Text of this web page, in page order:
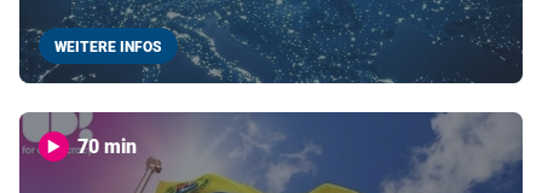
WEITERE INFOS
70 min